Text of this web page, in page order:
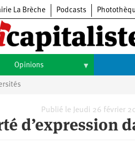
La Brèche Podcasts
Opinions
Arts
Cinéma
Publié le Jeudi 26 février
d’expression